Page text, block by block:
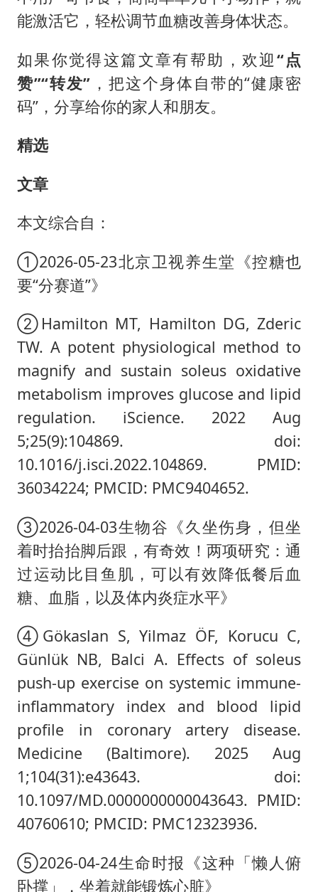
能激活它，轻松调节血糖改善身体状态。
如果你觉得这篇文章有帮助，欢迎“点
赞”“转发” ，把这个身体自带的“健康密
码”，分享给你的家人和朋友。
精选
文章
本文综合自：
①2026-05-23北京卫视养生堂《控糖也
要“分赛道”》
②Hamilton MT, Hamilton DG, Zderic
TW. A potent physiological method to
magnify and sustain soleus oxidative
metabolism improves glucose and lipid
regulation. iScience. 2022 Aug
5;25(9):104869. doi:
10.1016/j.isci.2022.104869. PMID:
36034224; PMCID: PMC9404652.
③2026-04-03生物谷《久坐伤身，但坐
着时抬抬脚后跟，有奇效！两项研究：通
过运动比目鱼肌，可以有效降低餐后血
糖、血脂，以及体内炎症水平》
④Gökaslan S, Yilmaz ÖF, Korucu C,
Günlük NB, Balci A. Effects of soleus
push-up exercise on systemic immune-
inflammatory index and blood lipid
profile in coronary artery disease.
Medicine (Baltimore). 2025 Aug
1;104(31):e43643. doi:
10.1097/MD.0000000000043643. PMID:
40760610; PMCID: PMC12323936.
⑤2026-04-24生命时报《这种「懒人俯
卧撑」，坐着就能锻炼心脏》